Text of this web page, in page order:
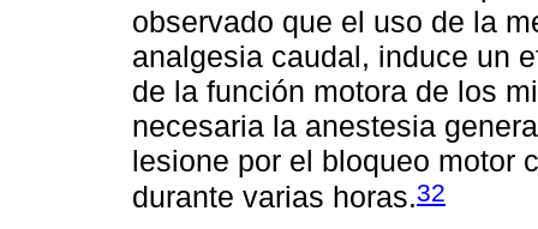
observado que el uso de la
analgesia caudal, induce un
de la función motora de los
necesaria la anestesia
lesione por el bloqueo motor
durante varias horas.32